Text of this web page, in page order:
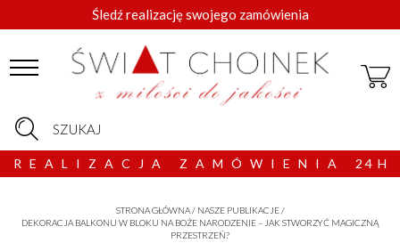
SZUKAJ
Śledź realizację swojego zamówienia
R E A L I Z A C J A Z A M Ó W I E N I A 2 4 H
STRONA GŁÓWNA/ NASZE PUBLIKACJE/
DEKORACJA BALKONU W BLOKU NA BOŻE NARODZENIE – JAK STWORZYĆ MAGICZNĄ
PRZESTRZEŃ?